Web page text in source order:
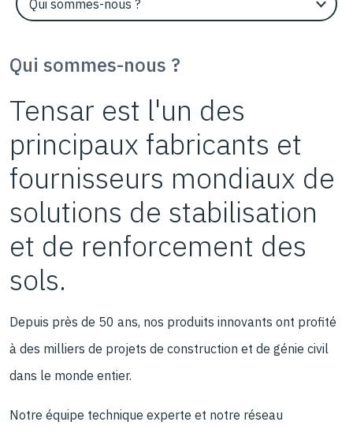
Qui sommes-nous ?
Tensar est l'un des
principaux fabricants et
fournisseurs mondiaux de
solutions de stabilisation
et de renforcement des
sols.
Depuis près de 50 ans, nos produits innovants ont profité
à des milliers de projets de construction et de génie civil
dans le monde entier.
Notre équipe technique experte et notre réseau